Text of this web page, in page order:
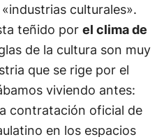
culturales».
teñido por el clima de
de la cultura son muy
que se rige por el
viviendo antes:
contratación oficial de
en los espacios